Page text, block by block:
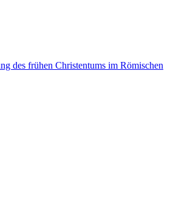
des frühen Christentums im Römischen